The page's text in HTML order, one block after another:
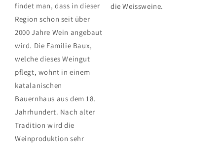
findet man, dass in dieser
Region schon seit über
2000 Jahre Wein angebaut
wird. Die Familie Baux,
welche dieses Weingut
pflegt, wohnt in einem
katalanischen
Bauernhaus aus dem 18.
Jahrhundert. Nach alter
Tradition wird die
Weinproduktion sehr
die Weissweine.